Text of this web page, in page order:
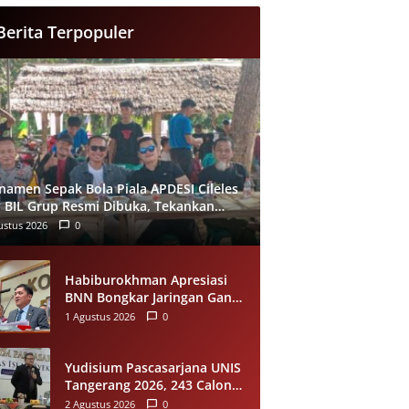
Terpopuler
Sepak Bola Piala APDESI Cileles
BIL Grup Resmi Dibuka, Tekankan
2026 0
Habiburokhman Apresiasi
BNN Bongkar Jaringan Ganja
Gayo-Medan, Sita 93
1 Agustus 2026 0
Yudisium Pascasarjana UNIS
Tangerang 2026, 243 Calon
Magister Resmi Lulus Siap
2 Agustus 2026 0